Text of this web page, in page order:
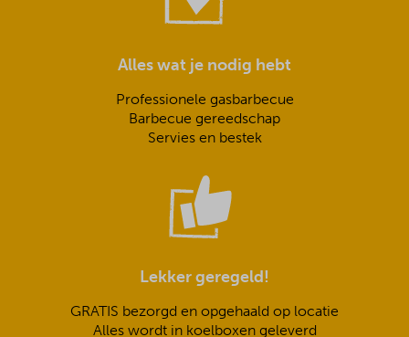
Alles wat je nodig hebt
Professionele gasbarbecue
Barbecue gereedschap
Servies en bestek
Lekker geregeld!
GRATIS bezorgd en opgehaald op locatie
Alles wordt in koelboxen geleverd